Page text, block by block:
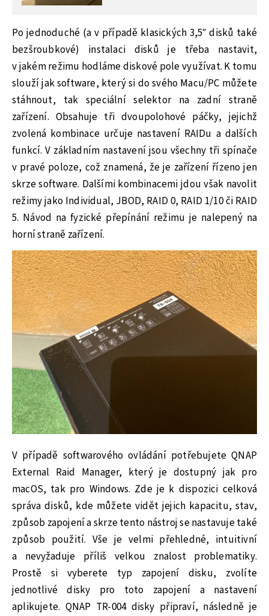
Po jednoduché (a v případě klasických 3,5″ disků také
bezšroubkové) instalaci disků je třeba nastavit,
v jakém režimu hodláme diskové pole využívat. K tomu
slouží jak software, který si do svého Macu/PC můžete
stáhnout, tak speciální selektor na zadní straně
zařízení. Obsahuje tři dvoupolohové páčky, jejichž
zvolená kombinace určuje nastavení RAIDu a dalších
funkcí. V základním nastavení jsou všechny tři spínače
v pravé poloze, což znamená, že je zařízení řízeno jen
skrze software. Dalšími kombinacemi jdou však navolit
režimy jako Individual, JBOD, RAID 0, RAID 1/10 či RAID
5. Návod na fyzické přepínání režimu je nalepený na
horní straně zařízení.
V případě softwarového ovládání potřebujete QNAP
External Raid Manager, který je dostupný jak pro
macOS, tak pro Windows. Zde je k dispozici celková
správa disků, kde můžete vidět jejich kapacitu, stav,
způsob zapojení a skrze tento nástroj se nastavuje také
způsob použití. Vše je velmi přehledné, intuitivní
a nevyžaduje příliš velkou znalost problematiky.
Prostě si vyberete typ zapojení disku, zvolíte
jednotlivé disky pro toto zapojení a nastavení
aplikujete. QNAP TR-004 disky připraví, následně je